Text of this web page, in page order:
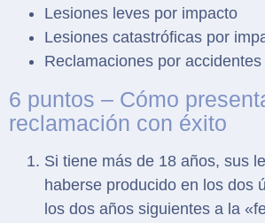
Lesiones leves por impacto
Lesiones catastróficas por
Reclamaciones por
6 puntos – Cómo
reclamación con éxito
Si tiene más de 18 años, sus
haberse producido en los dos
los dos años siguientes a la